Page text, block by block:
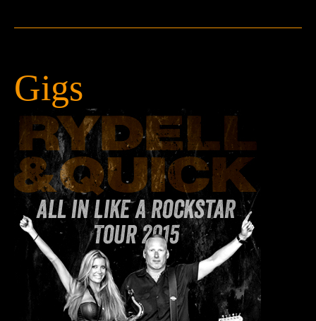
Teknik
Gigs